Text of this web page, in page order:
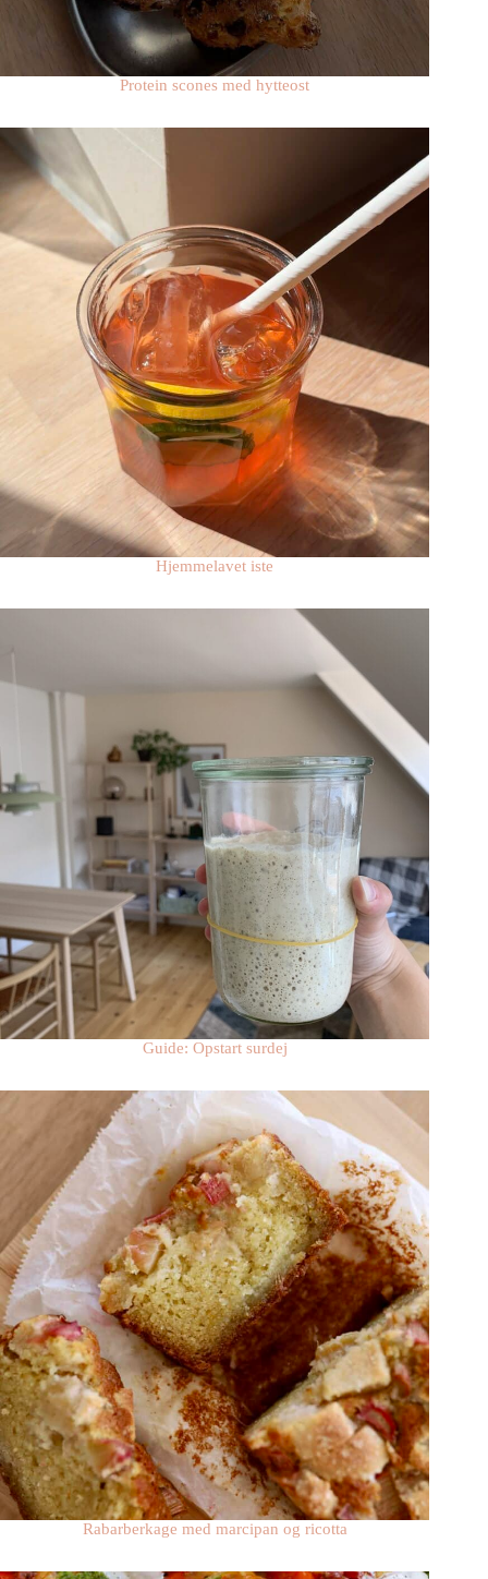
Protein scones med hytteost
Hjemmelavet iste
Guide: Opstart surdej
Rabarberkage med marcipan og ricotta